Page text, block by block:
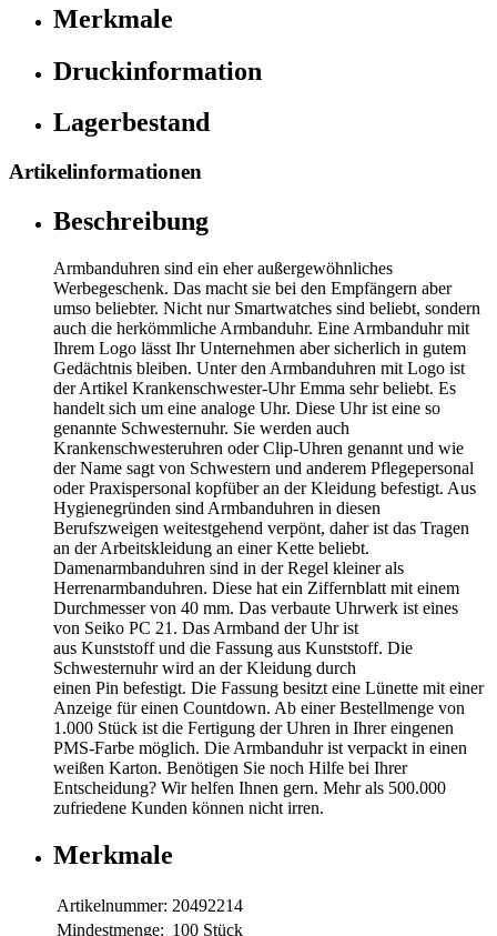
Merkmale
Druckinformation
Lagerbestand
Artikelinformationen
Beschreibung
Armbanduhren sind ein eher außergewöhnliches
Werbegeschenk. Das macht sie bei den Empfängern aber
umso beliebter. Nicht nur Smartwatches sind beliebt, sondern
auch die herkömmliche Armbanduhr. Eine Armbanduhr mit
Ihrem Logo lässt Ihr Unternehmen aber sicherlich in gutem
Gedächtnis bleiben. Unter den Armbanduhren mit Logo ist
der Artikel Krankenschwester-Uhr Emma sehr beliebt. Es
handelt sich um eine analoge Uhr. Diese Uhr ist eine so
genannte Schwesternuhr. Sie werden auch
Krankenschwesteruhren oder Clip-Uhren genannt und wie
der Name sagt von Schwestern und anderem Pflegepersonal
oder Praxispersonal kopfüber an der Kleidung befestigt. Aus
Hygienegründen sind Armbanduhren in diesen
Berufszweigen weitestgehend verpönt, daher ist das Tragen
an der Arbeitskleidung an einer Kette beliebt.
Damenarmbanduhren sind in der Regel kleiner als
Herrenarmbanduhren. Diese hat ein Ziffernblatt mit einem
Durchmesser von 40 mm. Das verbaute Uhrwerk ist eines
von Seiko PC 21. Das Armband der Uhr ist
aus Kunststoff und die Fassung aus Kunststoff. Die
Schwesternuhr wird an der Kleidung durch
einen Pin befestigt. Die Fassung besitzt eine Lünette mit einer
Anzeige für einen Countdown. Ab einer Bestellmenge von
1.000 Stück ist die Fertigung der Uhren in Ihrer eingenen
PMS-Farbe möglich. Die Armbanduhr ist verpackt in einen
weißen Karton. Benötigen Sie noch Hilfe bei Ihrer
Entscheidung? Wir helfen Ihnen gern. Mehr als 500.000
zufriedene Kunden können nicht irren.
Merkmale
Artikelnummer: 20492214
Mindestmenge: 100 Stück